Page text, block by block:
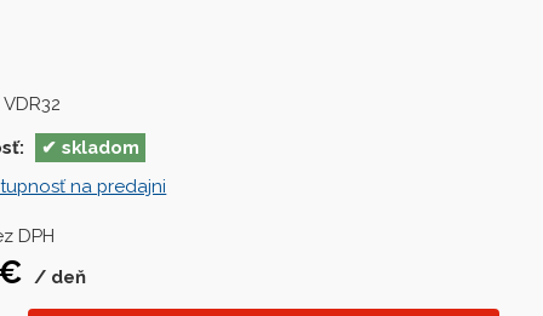
skladom
na predajni
DPH
deň